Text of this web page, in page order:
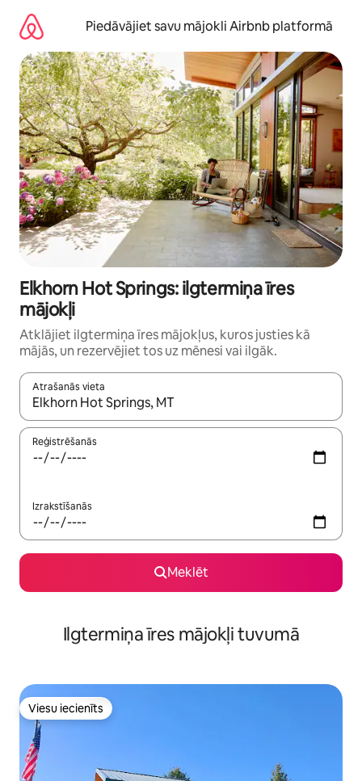
saturu
Piedāvājiet savu mājokli Airbnb platformā
Elkhorn Hot Springs: ilgtermiņa īres
mājokļi
Atklājiet ilgtermiņa īres mājokļus, kuros justies kā
mājās, un rezervējiet tos uz mēnesi vai ilgāk.
Atrašanās vieta
Kad rezultāti kļūs pieejami, izmantojiet bultiņu uz augšu un
Reģistrēšanās
Izrakstīšanās
Meklēt
Ilgtermiņa īres mājokļi tuvumā
Viesu iecienīts
Viesu iecienīts